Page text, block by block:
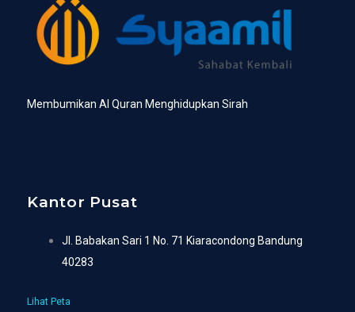
Membumikan Al Quran Menghidupkan Sirah
Kantor Pusat
Jl. Babakan Sari 1 No. 71 Kiaracondong Bandung
40283
Lihat Peta